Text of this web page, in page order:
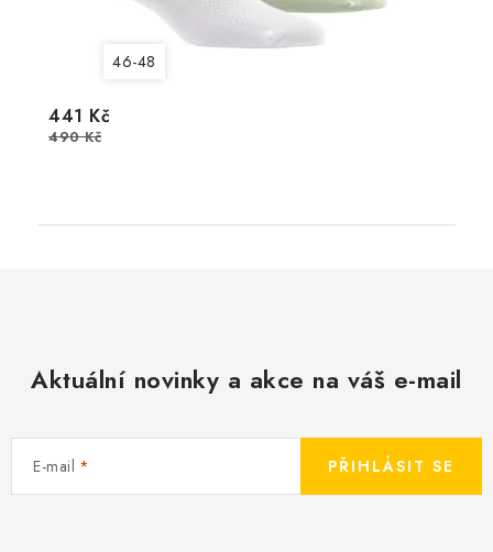
46-48
441 Kč
490 Kč
Aktuální novinky a akce na váš e-mail
E-mail PŘIHLÁSIT SE